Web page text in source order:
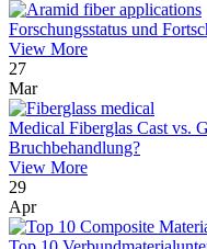
Forschungsstatus und
View More
27
Mar
Medical Fiberglas Cast vs.
Bruchbehandlung?
View More
29
Apr